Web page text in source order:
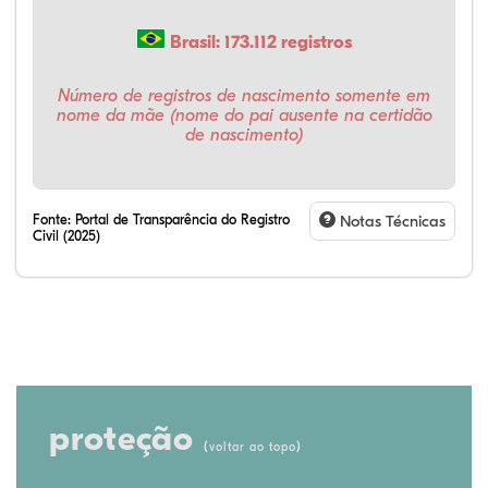
Brasil: 173.112 registros
Número de registros de nascimento somente em
nome da mãe (nome do pai ausente na certidão
de nascimento)
Fonte: Portal de Transparência do Registro
Civil (2025)
Notas Técnicas
proteção (voltar ao topo)